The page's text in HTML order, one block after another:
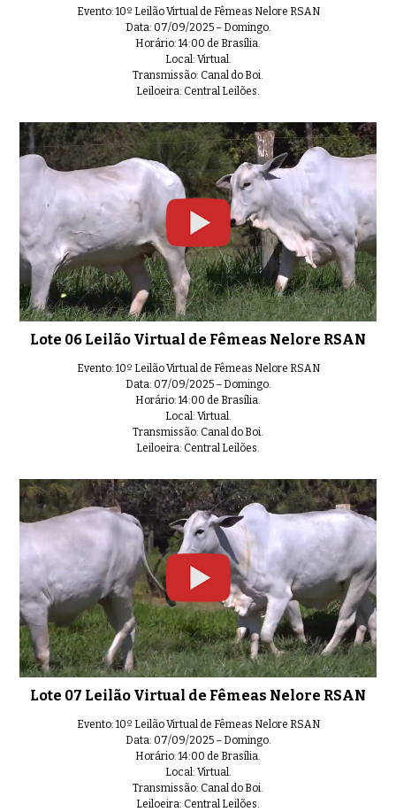
0:34 Lote 23 Leilão Virtual de Fêmeas
0:40 Lote 24 Leilão Virtual de Fêmeas
0:57 Lote 25 Leilão Virtual de Fêmeas
0:32
0:57 Lote 28 Leilão Virtual de Fêmeas
01:01 Lote 29 Leilão Virtual de
0:42 Lote 30 Leilão Virtual de
01:09 Lote 31 Leilão Virtual de Fêmeas
Evento: 10º Leilão Virtual de Fêmeas Nelore RSAN
Data: 07/09/2025 – Domingo.
Horário: 14:00 de Brasília.
Local: Virtual.
Transmissão: Canal do Boi.
Leiloeira: Central Leilões.
Lote 06 Leilão Virtual de Fêmeas Nelore RSAN
Evento: 10º Leilão Virtual de Fêmeas Nelore RSAN
Data: 07/09/2025 – Domingo.
Horário: 14:00 de Brasília.
Local: Virtual.
Transmissão: Canal do Boi.
Leiloeira: Central Leilões.
Lote 07 Leilão Virtual de Fêmeas Nelore RSAN
Evento: 10º Leilão Virtual de Fêmeas Nelore RSAN
Data: 07/09/2025 – Domingo.
Horário: 14:00 de Brasília.
Local: Virtual.
Transmissão: Canal do Boi.
Leiloeira: Central Leilões.